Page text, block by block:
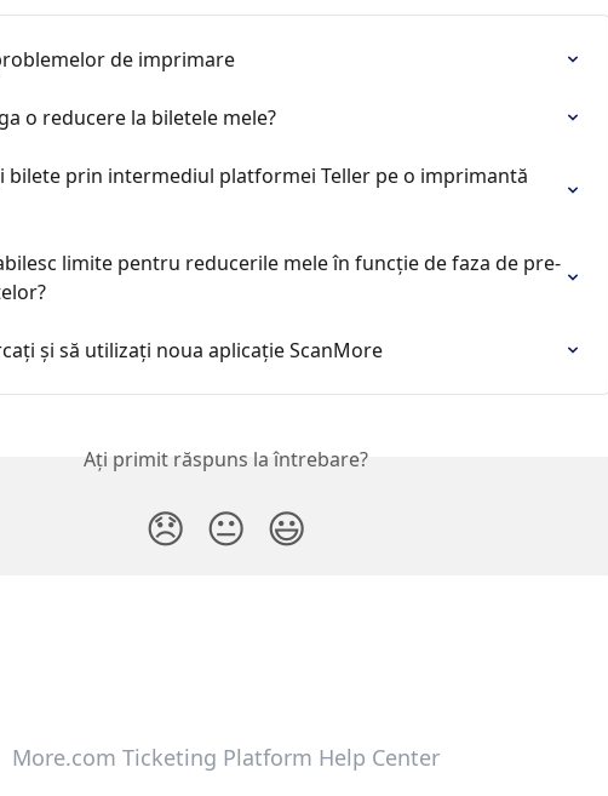
de imprimare
o reducere la biletele mele?
bilete prin intermediul platformei Teller pe o imprimantă
limite pentru reducerile mele în funcție de faza de pre-
și să utilizați noua aplicație ScanMore
Ați primit răspuns la întrebare?
😞 😐 😃
More.com Ticketing Platform Help Center